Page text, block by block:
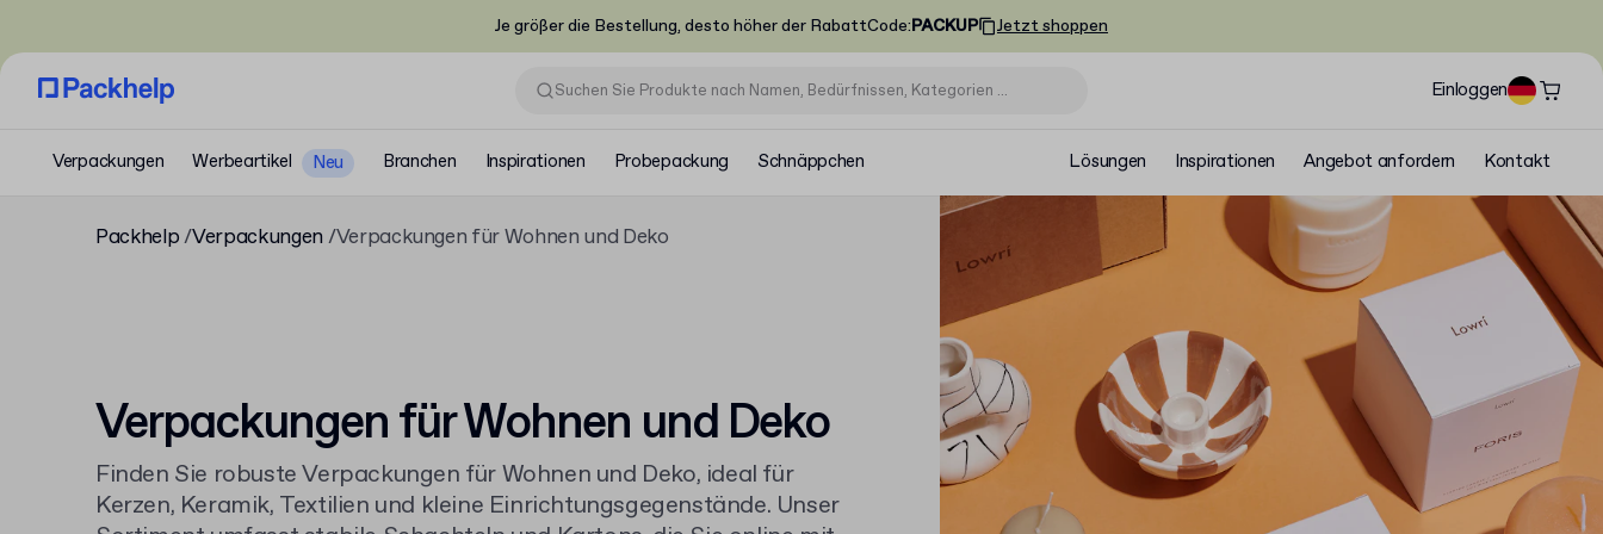
Je größer die Bestellung, desto höher der RabattCode:PACKUP Jetzt shoppen
Einloggen
Verpackungen Werbeartikel Neu Branchen Inspirationen Probepackung Schnäppchen Lösungen Inspirationen Angebot anfordern Kontakt
Packhelp Verpackungen Verpackungen für Wohnen und Deko
Verpackungen für Wohnen und Deko
Finden Sie robuste Verpackungen für Wohnen und Deko, ideal für
Kerzen, Keramik, Textilien und kleine Einrichtungsgegenstände. Unser